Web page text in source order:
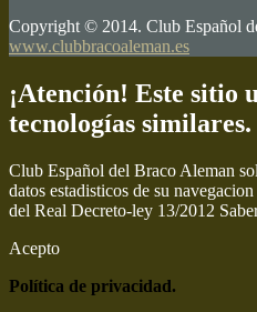
Copyright © 2014. Club Español
www.clubbracoaleman.es
¡Atención! Este sitio
tecnologías similares.
Club Español del Braco Aleman
datos estadisticos de su
del Real Decreto-ley 13/2012
Acepto
Política de privacidad.